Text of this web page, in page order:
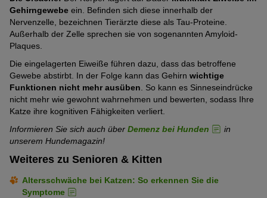
Gehirngewebe ein. Befinden sich diese innerhalb der
Nervenzelle, bezeichnen Tierärzte diese als Tau-Proteine.
Außerhalb der Zelle sprechen sie von sogenannten Amyloid-
Plaques.
Die eingelagerten Eiweiße führen dazu, dass das betroffene
Gewebe abstirbt. In der Folge kann das Gehirn wichtige
Funktionen nicht mehr ausüben . So kann es Sinneseindrücke
nicht mehr wie gewohnt wahrnehmen und bewerten, sodass Ihre
Katze ihre kognitiven Fähigkeiten verliert.
Informieren Sie sich auch über Demenz bei Hunden
in
unserem Hundemagazin!
Weiteres zu Senioren & Kitten
Altersschwäche bei Katzen: So erkennen Sie die
Symptome